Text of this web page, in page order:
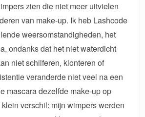
zien die niet meer uitvielen
van make-up. Ik heb Lashcode
weersomstandigheden, het
ondanks dat het niet waterdicht
niet schilferen, klonteren of
veranderde niet veel na een
mascara dezelfde make-up op
verschil: mijn wimpers werden